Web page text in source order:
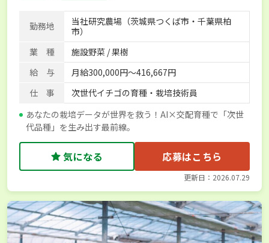
勤務地
当社研究農場（茨城県つくば市・千葉県柏
市）
業 種
施設野菜 / 果樹
給 与
月給300,000円～416,667円
仕 事
次世代イチゴの育種・栽培技術員
あなたの栽培データが世界を救う！AI×交配育種で「次世
代品種」を生み出す最前線。
気になる 応募はこちら
更新日：2026.07.29